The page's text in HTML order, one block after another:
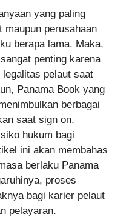
yang paling
maupun perusahaan
berapa lama. Maka,
penting karena
legalitas pelaut saat
Panama Book yang
berbagai
saat sign on,
hukum bagi
ini akan membahas
berlaku Panama
proses
bagi karier pelaut
pelayaran.